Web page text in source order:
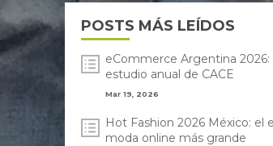
POSTS MÁS LEÍDOS
eCommerce Argentina 2026:
estudio anual de CACE
Mar 19, 2026
Hot Fashion 2026 México: el
moda online más grande